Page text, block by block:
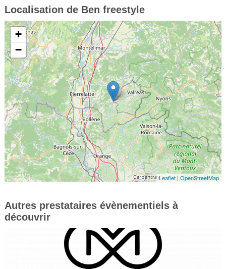
Localisation de Ben freestyle
+
−
Leaflet |OpenStreetMap
Autres prestataires évènementiels à
découvrir